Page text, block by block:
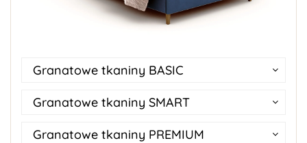
Granatowe tkaniny BASIC
Granatowe tkaniny SMART
Granatowe tkaniny PREMIUM